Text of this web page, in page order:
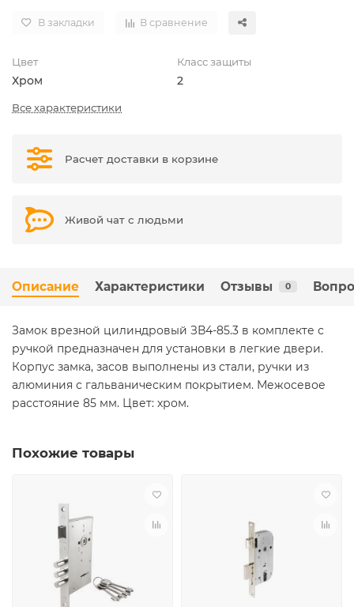
В закладки В сравнение
Цвет
Хром
Класс защиты
2
Все характеристики
Расчет доставки в корзине
Живой чат с людьми
Описание Характеристики Отзывы 0
Замок врезной цилиндровый ЗВ4-85.3 в комплекте с
ручкой предназначен для установки в легкие двери.
Корпус замка, засов выполнены из стали, ручки из
алюминия с гальваническим покрытием. Межосевое
расстояние 85 мм. Цвет: хром.
Похожие товары